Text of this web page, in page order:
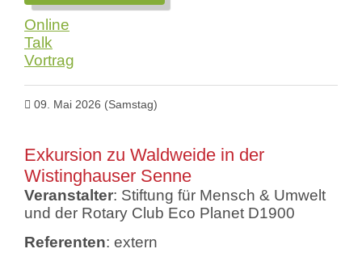
WIE
STATION
Online
Talk
Vortrag
09. Mai 2026 (Samstag)
Exkursion zu Waldweide in der
Wistinghauser Senne
Veranstalter: Stiftung für Mensch & Umwelt
und der Rotary Club Eco Planet D1900
Referenten: extern